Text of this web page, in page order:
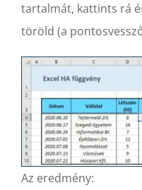
tartalmát, kattints rá
töröld (a
Az eredmény: